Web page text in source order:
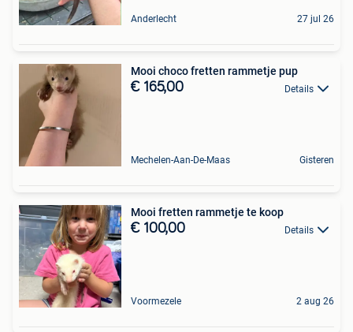
Anderlecht 27 jul 26
Mooi choco fretten rammetje pup
€ 165,00 Details
Mechelen-Aan-De-Maas Gisteren
Mooi fretten rammetje te koop
€ 100,00 Details
Voormezele 2 aug 26